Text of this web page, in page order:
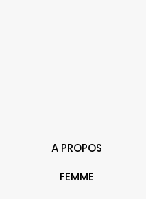
A PROPOS
FEMME